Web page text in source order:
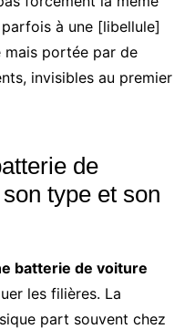
à une [libellule]
mais portée par de
invisibles au premier
de
type et son
batterie de voiture
les filières. La
part souvent chez